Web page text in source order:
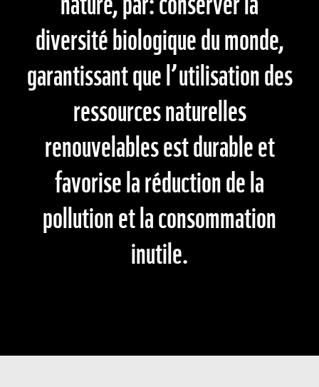
diversité biologique du monde,
garantissant que l’utilisation des
ressources naturelles
renouvelables est durable et
favorise la réduction de la
pollution et la consommation
inutile.